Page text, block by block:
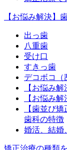
【お悩み解決】
出っ歯
八重歯
受け口
すきっ歯
デコボコ（
【お悩み
【お悩み
【歯並び
歯科の特徴
婚活、結婚